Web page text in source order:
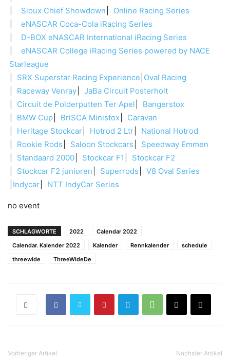
Sioux Chief Showdown
Online Racing Series
eNASCAR Coca-Cola iRacing Series
D-BOX eNASCAR International iRacing Series
eNASCAR College iRacing Series powered by NACE
Starleague
SRX Superstar Racing Experience Oval Racing
Raceway Venray
JaBa Circuit Posterholt
Circuit de Polderputten Ter Apel
Bangerstox
BMW Cup
BriSCA Ministox
Caravan
Heritage Stockcar
Hotrod 2 Ltr
National Hotrod
Rookie Rods
Saloon Stockcars
Speedway Emmen
Standaard 2000
Stockcar F1
Stockcar F2
Stockcar F2 junioren
Superrods
V8 Oval Series
Indycar
NTT IndyCar Series
no event
SCHLAGWORTE 2022
Calendar 2022
Calendar. Kalender 2022
Kalender Rennkalender
schedule
threewide
ThreeWideDe
Vorheriger Artikel Nächster Artikel